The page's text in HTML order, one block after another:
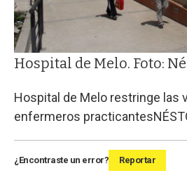
Hospital de Melo. Foto:
Hospital de Melo restringe las
enfermeros practicantes
¿Encontraste un error? Reportar